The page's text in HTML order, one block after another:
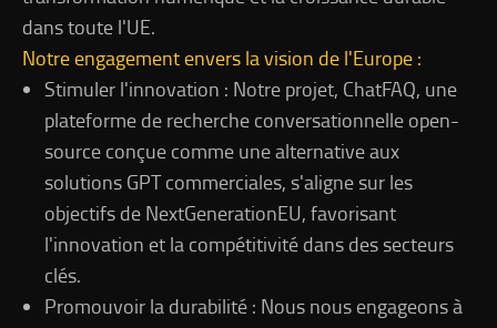
dans toute l'UE.
Notre engagement envers la vision de l'Europe :
Stimuler l'innovation : Notre projet, ChatFAQ, une
plateforme de recherche conversationnelle open-
source conçue comme une alternative aux
solutions GPT commerciales, s'aligne sur les
objectifs de NextGenerationEU, favorisant
l'innovation et la compétitivité dans des secteurs
clés.
Promouvoir la durabilité : Nous nous engageons à